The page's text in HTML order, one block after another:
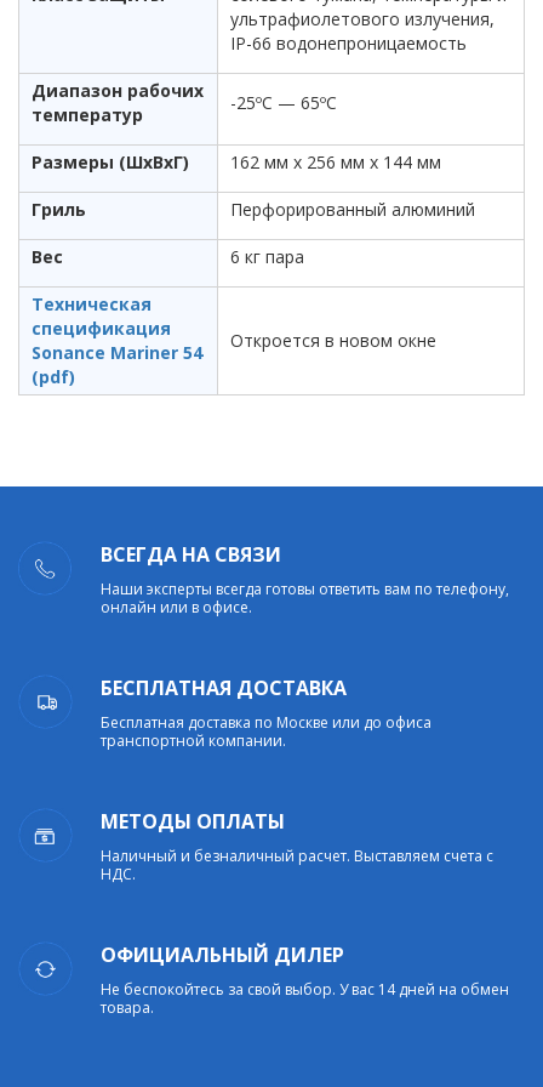
ультрафиолетового излучения,
IP-66 водонепроницаемость
Диапазон рабочих
температур
-25ºC — 65ºC
Размеры (ШxВxГ) 162 мм x 256 мм x 144 мм
Гриль Перфорированный алюминий
Вес 6 кг пара
Техническая
спецификация
Sonance Mariner 54
(pdf)
Откроется в новом окне
ВСЕГДА НА СВЯЗИ
Наши эксперты всегда готовы ответить вам по телефону,
онлайн или в офисе.
БЕСПЛАТНАЯ ДОСТАВКА
Бесплатная доставка по Москве или до офиса
транспортной компании.
МЕТОДЫ ОПЛАТЫ
Наличный и безналичный расчет. Выставляем счета с
НДС.
ОФИЦИАЛЬНЫЙ ДИЛЕР
Не беспокойтесь за свой выбор. У вас 14 дней на обмен
товара.